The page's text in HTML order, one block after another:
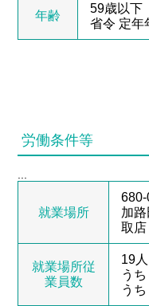
年齢
59歳以下
省令 定年
労働条件等
就業場所
加
取店
就業場所従
業員数
19人
う
う